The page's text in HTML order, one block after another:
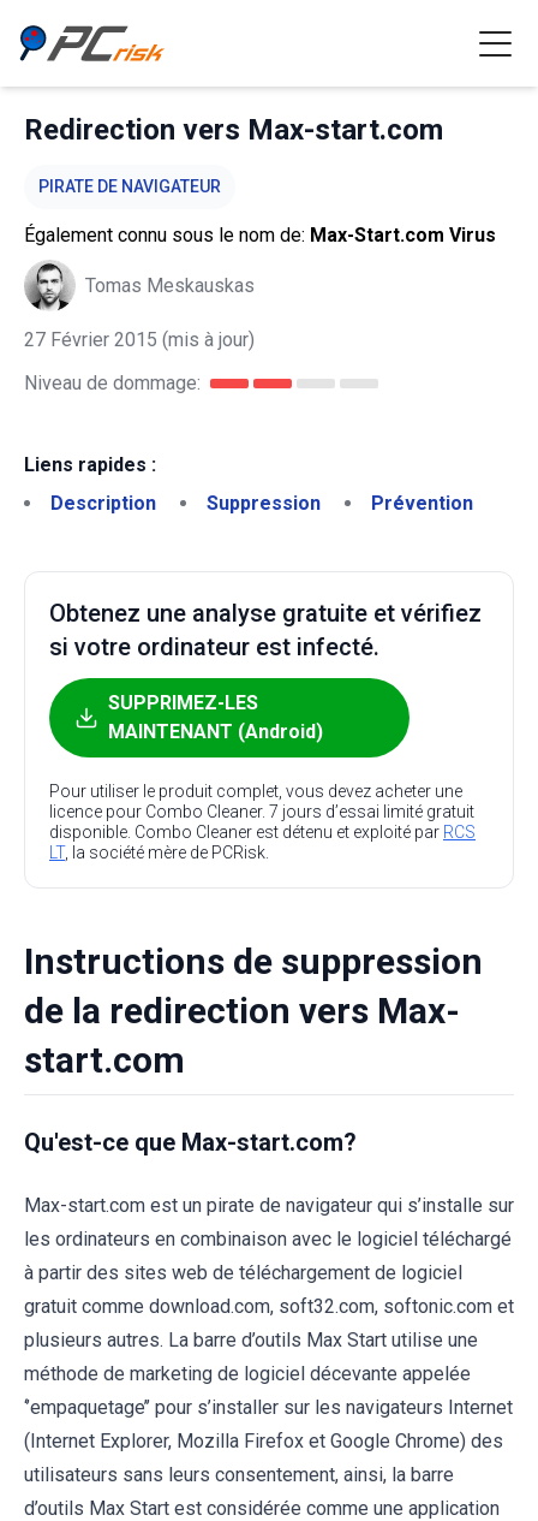
Redirection vers Max-start.com
PIRATE DE NAVIGATEUR
Également connu sous le nom de: Max-Start.com Virus
Tomas Meskauskas
27 Février 2015 (mis à jour)
Niveau de dommage:
Liens rapides :
Description
Suppression Prévention
Obtenez une analyse gratuite et vérifiez
si votre ordinateur est infecté.
SUPPRIMEZ-LES
MAINTENANT (Android)
Pour utiliser le produit complet, vous devez acheter une
licence pour Combo Cleaner. 7 jours d’essai limité gratuit
disponible. Combo Cleaner est détenu et exploité par RCS
LT, la société mère de PCRisk.
Instructions de suppression
de la redirection vers Max-
start.com
Qu'est-ce que Max-start.com?
Max-start.com est un pirate de navigateur qui s’installe sur
les ordinateurs en combinaison avec le logiciel téléchargé
à partir des sites web de téléchargement de logiciel
gratuit comme download.com, soft32.com, softonic.com et
plusieurs autres. La barre d’outils Max Start utilise une
méthode de marketing de logiciel décevante appelée
‘’empaquetage’’ pour s’installer sur les navigateurs Internet
(Internet Explorer, Mozilla Firefox et Google Chrome) des
utilisateurs sans leurs consentement, ainsi, la barre
d’outils Max Start est considérée comme une application